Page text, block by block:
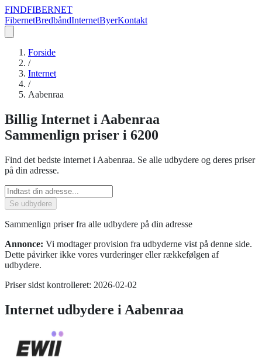
FINDFIBERNET
FibernetBredbåndInternetByerKontakt
Forside
/
Internet
/
Aabenraa
Billig Internet i Aabenraa
Sammenlign priser i 6200
Find det bedste internet i Aabenraa. Se alle udbydere og deres priser
på din adresse.
Se udbydere
Sammenlign priser fra alle udbydere på din adresse
Annonce: Vi modtager provision fra udbyderne vist på denne side.
Dette påvirker ikke vores vurderinger eller rækkefølgen af
udbydere.
Priser sidst kontrolleret: 2026-02-02
Internet udbydere i Aabenraa